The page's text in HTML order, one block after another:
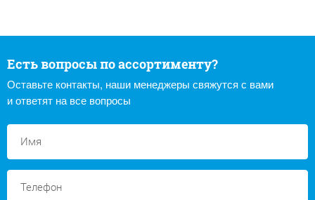
Есть вопросы по ассортименту?
Оставьте контакты, наши менеджеры свяжутся с вами
и ответят на все вопросы